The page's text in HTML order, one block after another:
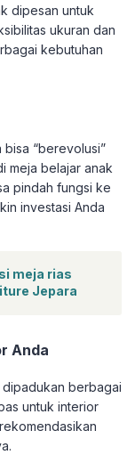
dipesan untuk
ukuran dan
kebutuhan
“berevolusi”
meja belajar anak
pindah fungsi ke
investasi Anda
meja rias
Jepara
Anda
berbagai
untuk interior